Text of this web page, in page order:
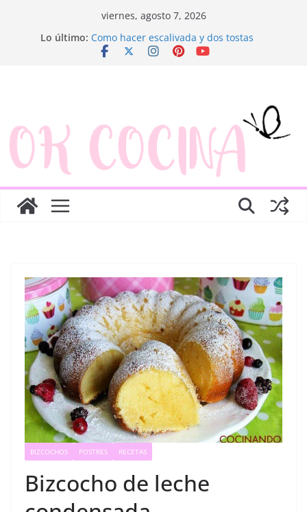
viernes, agosto 7, 2026
Lo último: Como hacer escalivada y dos tostas
Trenza de hojaldre con jamón y queso
BIZCOCHOS POSTRES RECETAS
Bizcocho de leche